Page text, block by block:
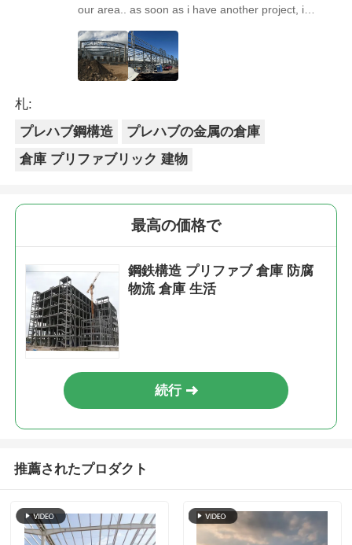
our area.. as soon as i have another project, i& #
39;ll come back to you. Looking forward to the
next cooperation!
札:
プレハブ鋼構造
プレハブの金属の倉庫
倉庫 プリファブリック 建物
最高の価格で
鋼鉄構造 プリファブ 倉庫 防腐
物流 倉庫 生活
続行
推薦されたプロダクト